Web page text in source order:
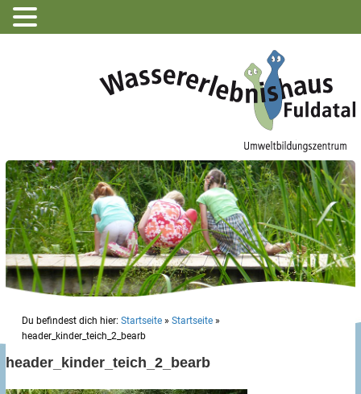
Du befindest dich hier: Startseite » Startseite »
header_kinder_teich_2_bearb
header_kinder_teich_2_bearb